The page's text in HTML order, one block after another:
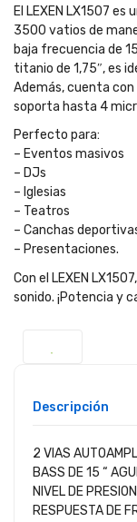
El LEXEN LX1507
3500 vatios de
baja frecuencia de
titanio de 1,75″, es
Además, cuenta
soporta hasta 4
Perfecto para:
– Eventos masivos
– DJs
– Iglesias
– Teatros
– Canchas
– Presentaciones.
Con el LEXEN
sonido. ¡Potencia y
Descripción
2 VIAS
BASS DE 15 “
NIVEL DE
RESPUESTA DE